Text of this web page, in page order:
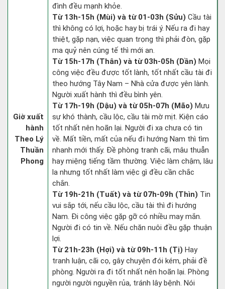
Giờ xuất
hành
Theo Lý
Thuần
Phong
đình đều mạnh khỏe.
Từ 13h-15h (Mùi) và từ 01-03h (Sửu) Cầu tài
thì không có lợi, hoặc hay bị trái ý. Nếu ra đi hay
thiệt, gặp nạn, việc quan trọng thì phải đòn, gặp
ma quỷ nên cúng tế thì mới an.
Từ 15h-17h (Thân) và từ 03h-05h (Dần) Mọi
công việc đều được tốt lành, tốt nhất cầu tài đi
theo hướng Tây Nam – Nhà cửa được yên lành.
Người xuất hành thì đều bình yên.
Từ 17h-19h (Dậu) và từ 05h-07h (Mão) Mưu
sự khó thành, cầu lộc, cầu tài mờ mịt. Kiện cáo
tốt nhất nên hoãn lại. Người đi xa chưa có tin
về. Mất tiền, mất của nếu đi hướng Nam thì tìm
nhanh mới thấy. Đề phòng tranh cãi, mâu thuẫn
hay miệng tiếng tầm thường. Việc làm chậm, lâu
la nhưng tốt nhất làm việc gì đều cần chắc
chắn.
Từ 19h-21h (Tuất) và từ 07h-09h (Thìn) Tin
vui sắp tới, nếu cầu lộc, cầu tài thì đi hướng
Nam. Đi công việc gặp gỡ có nhiều may mắn.
Người đi có tin về. Nếu chăn nuôi đều gặp thuận
lợi.
Từ 21h-23h (Hợi) và từ 09h-11h (Tị) Hay
tranh luận, cãi cọ, gây chuyện đói kém, phải đề
phòng. Người ra đi tốt nhất nên hoãn lại. Phòng
người người nguyền rủa, tránh lây bệnh. Nói